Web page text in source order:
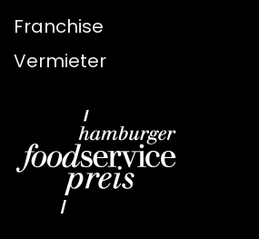
Franchise
Vermieter